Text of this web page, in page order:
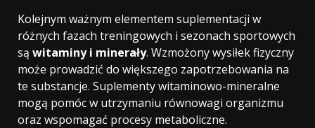
Kolejnym ważnym elementem suplementacji w
różnych fazach treningowych i sezonach sportowych
są witaminy i minerały. Wzmożony wysiłek fizyczny
może prowadzić do większego zapotrzebowania na
te substancje. Suplementy witaminowo-mineralne
mogą pomóc w utrzymaniu równowagi organizmu
oraz wspomagać procesy metaboliczne.